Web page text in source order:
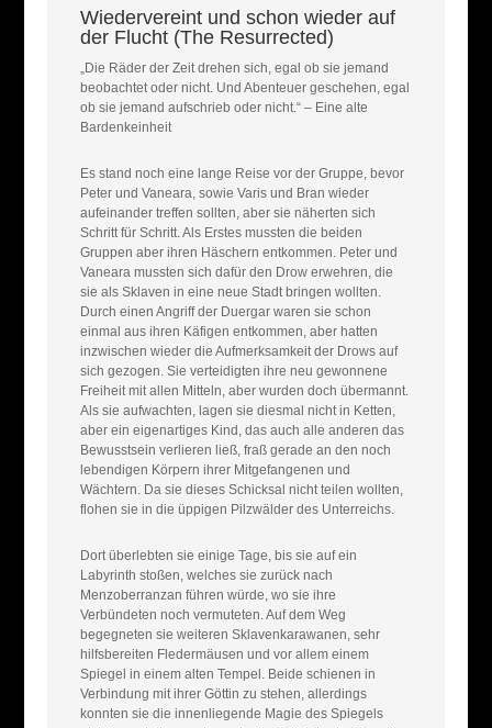
Wiedervereint und schon wieder auf
der Flucht (The Resurrected)
„Die Räder der Zeit drehen sich, egal ob sie jemand
beobachtet oder nicht. Und Abenteuer geschehen, egal
ob sie jemand aufschrieb oder nicht.“ – Eine alte
Bardenkeinheit
Es stand noch eine lange Reise vor der Gruppe, bevor
Peter und Vaneara, sowie Varis und Bran wieder
aufeinander treffen sollten, aber sie näherten sich
Schritt für Schritt. Als Erstes mussten die beiden
Gruppen aber ihren Häschern entkommen. Peter und
Vaneara mussten sich dafür den Drow erwehren, die
sie als Sklaven in eine neue Stadt bringen wollten.
Durch einen Angriff der Duergar waren sie schon
einmal aus ihren Käfigen entkommen, aber hatten
inzwischen wieder die Aufmerksamkeit der Drows auf
sich gezogen. Sie verteidigten ihre neu gewonnene
Freiheit mit allen Mitteln, aber wurden doch übermannt.
Als sie aufwachten, lagen sie diesmal nicht in Ketten,
aber ein eigenartiges Kind, das auch alle anderen das
Bewusstsein verlieren ließ, fraß gerade an den noch
lebendigen Körpern ihrer Mitgefangenen und
Wächtern. Da sie dieses Schicksal nicht teilen wollten,
flohen sie in die üppigen Pilzwälder des Unterreichs.
Dort überlebten sie einige Tage, bis sie auf ein
Labyrinth stoßen, welches sie zurück nach
Menzoberranzan führen würde, wo sie ihre
Verbündeten noch vermuteten. Auf dem Weg
begegneten sie weiteren Sklavenkarawanen, sehr
hilfsbereiten Fledermäusen und vor allem einem
Spiegel in einem alten Tempel. Beide schienen in
Verbindung mit ihrer Göttin zu stehen, allerdings
konnten sie die innenliegende Magie des Spiegels